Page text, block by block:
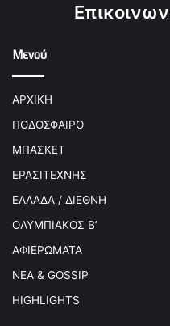
Μενού
ΑΡΧΙΚΗ
ΠΟΔΟΣΦΑΙΡΟ
ΜΠΑΣΚΕΤ
ΕΡΑΣΙΤΕΧΝΗΣ
ΕΛΛΑΔΑ / ΔΙΕΘΝΗ
ΟΛΥΜΠΙΑΚΟΣ Β’
ΑΦΙΕΡΩΜΑΤΑ
ΝΕΑ & GOSSIP
HIGHLIGHTS